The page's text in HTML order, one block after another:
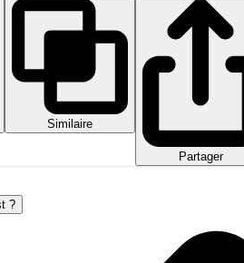
Similaire
Partager
?